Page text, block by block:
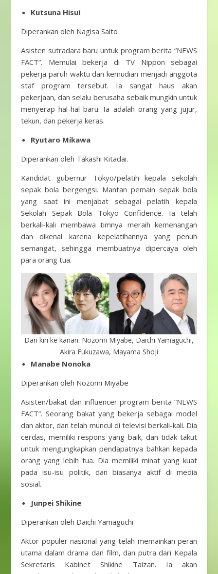
Kutsuna Hisui
Diperankan oleh Nagisa Saito
Asisten sutradara baru untuk program berita “NEWS
FACT”. Memulai bekerja di TV Nippon sebagai
pekerja paruh waktu dan kemudian menjadi anggota
staf program tersebut. Ia sangat haus akan
pekerjaan, dan selalu berusaha sebaik mungkin untuk
menyerap hal-hal baru. Ia adalah orang yang jujur,
tekun, dan pekerja keras.
Ryutaro Mikawa
Diperankan oleh Takashi Kitadai.
Kandidat gubernur Tokyo/pelatih kepala sekolah
sepak bola bergengsi. Mantan pemain sepak bola
yang saat ini menjabat sebagai pelatih kepala
Sekolah Sepak Bola Tokyo Confidence. Ia telah
berkali-kali membawa timnya meraih kemenangan
dan dikenal karena kepelatihannya yang penuh
semangat, sehingga membuatnya dipercaya oleh
para orang tua.
Dari kiri ke kanan: Nozomi Miyabe, Daichi Yamaguchi,
Akira Fukuzawa, Mayama Shoji
Manabe Nonoka
Diperankan oleh Nozomi Miyabe
Asisten/bakat dan influencer program berita “NEWS
FACT”. Seorang bakat yang bekerja sebagai model
dan aktor, dan telah muncul di televisi berkali-kali. Dia
cerdas, memiliki respons yang baik, dan tidak takut
untuk mengungkapkan pendapatnya bahkan kepada
orang yang lebih tua. Dia memiliki minat yang kuat
pada isu-isu politik, dan biasanya aktif di media
sosial.
Junpei Shikine
Diperankan oleh Daichi Yamaguchi
Aktor populer nasional yang telah memainkan peran
utama dalam drama dan film, dan putra dari Kepala
Sekretaris Kabinet Shikine Taizan. Ia akan